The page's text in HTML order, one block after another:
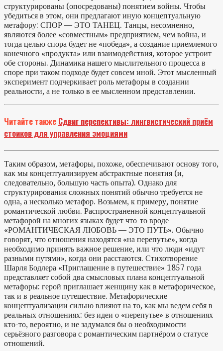
структурированы (опосредованы) понятием войны. Чтобы
убедиться в этом, они предлагают иную концептуальную
метафору: СПОР — ЭТО ТАНЕЦ. Танцы, несомненно,
являются более «совместным» предприятием, чем война, и
тогда целью спора будет не «победа», а создание приемлемого
конечного «продукта» или взаимодействия, которое устроит
обе стороны. Динамика нашего мыслительного процесса в
споре при таком подходе будет совсем иной. Этот мысленный
эксперимент подчеркивает роль метафоры в создании
реальности, а не только в ее мысленном представлении.
Читайте также Сдвиг перспективы: лингвистический приём
стоиков для управления эмоциями
Таким образом, метафоры, похоже, обеспечивают основу того,
как мы концептуализируем абстрактные понятия (и,
следовательно, большую часть опыта). Однако для
структурирования сложных понятий обычно требуется не
одна, а несколько метафор. Возьмем, к примеру, понятие
романтической любви. Распространенной концептуальной
метафорой на многих языках будет что-то вроде
«РОМАНТИЧЕСКАЯ ЛЮБОВЬ — ЭТО ПУТЬ». Обычно
говорят, что отношения находятся «на перепутье», когда
необходимо принять важное решение, или что люди «идут
разными путями», когда они расстаются. Стихотворение
Шарля Бодлера «Приглашение в путешествие» 1857 года
представляет собой два смысловых плана концептуальной
метафоры: герой приглашает женщину как в метафорическое,
так и в реальное путешествие. Метафорические
концептуализации сильно влияют на то, как мы ведем себя в
реальных отношениях: без идеи о «перепутье» в отношениях
кто-то, вероятно, и не задумался бы о необходимости
серьёзного разговора с романтическим партнёром о статусе
отношений.